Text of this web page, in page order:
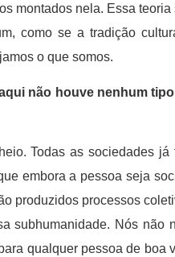
montados nela. Essa
como se a tradição
o que somos.
não houve nenhum
Todas as sociedades
embora a pessoa seja
produzidos processos
subhumanidade. Nós
qualquer pessoa de boa